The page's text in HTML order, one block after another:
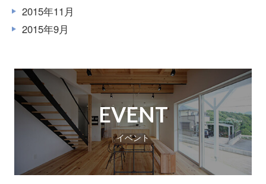
2015年11月
2015年9月
EVENT
イベント